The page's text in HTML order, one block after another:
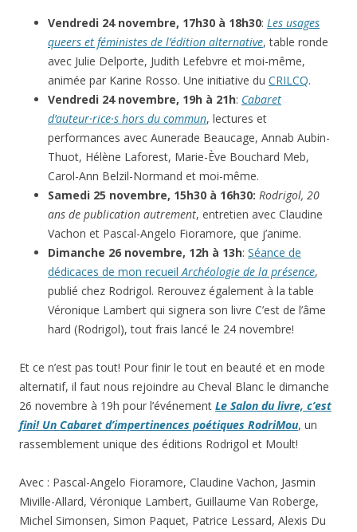
Vendredi 24 novembre, 17h30 à 18h30: Les usages
queers et féministes de l’édition alternative, table ronde
avec Julie Delporte, Judith Lefebvre et moi-même,
animée par Karine Rosso. Une initiative du CRILCQ.
Vendredi 24 novembre, 19h à 21h: Cabaret
d’auteur·rice·s hors du commun, lectures et
performances avec Aunerade Beaucage, Annab Aubin-
Thuot, Hélène Laforest, Marie-Ève Bouchard Meb,
Carol-Ann Belzil-Normand et moi-même.
Samedi 25 novembre, 15h30 à 16h30: Rodrigol, 20
ans de publication autrement, entretien avec Claudine
Vachon et Pascal-Angelo Fioramore, que j’anime.
Dimanche 26 novembre, 12h à 13h: Séance de
dédicaces de mon recueilArchéologie de la présence,
publié chez Rodrigol. Rerouvez également à la table
Véronique Lambert qui signera son livre C’est de l’âme
hard (Rodrigol), tout frais lancé le 24 novembre!
Et ce n’est pas tout! Pour finir le tout en beauté et en mode
alternatif, il faut nous rejoindre au Cheval Blanc le dimanche
26 novembre à 19h pour l’événement Le Salon du livre, c’est
fini! Un Cabaret d’impertinences poétiques RodriMou, un
rassemblement unique des éditions Rodrigol et Moult!
Avec : Pascal-Angelo Fioramore, Claudine Vachon, Jasmin
Miville-Allard, Véronique Lambert, Guillaume Van Roberge,
Michel Simonsen, Simon Paquet, Patrice Lessard, Alexis Du